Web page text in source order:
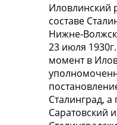
Иловлинский
составе
Нижне-
23 июля
момент в
Сталинград,
Саратовский